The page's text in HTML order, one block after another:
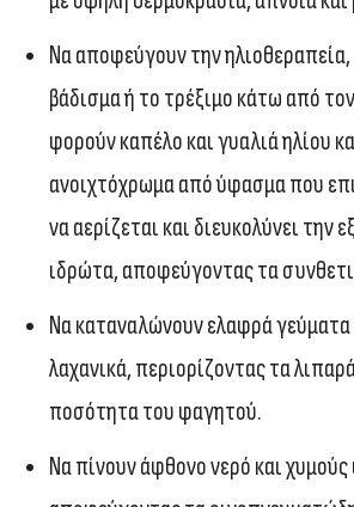
Να αποφεύγουν την
βάδισμα ή το τρέξιμο κάτω από
φορούν καπέλο και γυαλιά ηλίου
ανοιχτόχρωμα από ύφασμα που
να αερίζεται και διευκολύνει την
ιδρώτα, αποφεύγοντας τα
Να καταναλώνουν ελαφρά
λαχανικά, περιορίζοντας τα
ποσότητα του φαγητού.
Να πίνουν άφθονο νερό και